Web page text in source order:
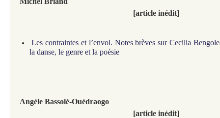
[article inédit]
Les contraintes et l’envol. Notes brèves sur Cecilia
la danse, le genre et la poésie
Angèle Bassolé-Ouédraogo
[article inédit]